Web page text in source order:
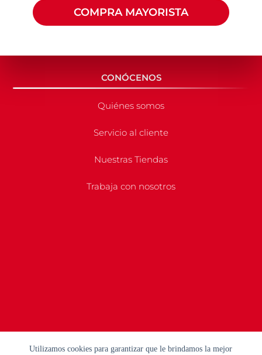
Utilizamos cookies para garantizar que le brindamos la mejor
COMPRA MAYORISTA
CONÓCENOS
Quiénes somos
Servicio al cliente
Nuestras Tiendas
Trabaja con nosotros